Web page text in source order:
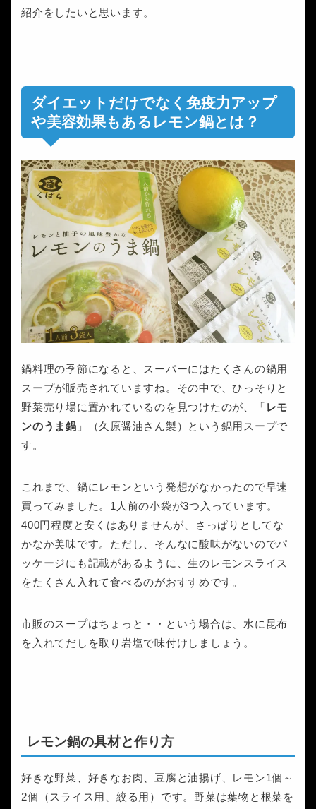
紹介をしたいと思います。
ダイエットだけでなく免疫力アップ
や美容効果もあるレモン鍋とは？
鍋料理の季節になると、スーパーにはたくさんの鍋用
スープが販売されていますね。その中で、ひっそりと
野菜売り場に置かれているのを見つけたのが、「 レモ
ンのうま鍋 」（久原醤油さん製）という鍋用スープで
す。
これまで、鍋にレモンという発想がなかったので早速
買ってみました。1人前の小袋が3つ入っています。
400円程度と安くはありませんが、さっぱりとしてな
かなか美味です。ただし、そんなに酸味がないのでパ
ッケージにも記載があるように、生のレモンスライス
をたくさん入れて食べるのがおすすめです。
市販のスープはちょっと・・という場合は、水に昆布
を入れてだしを取り岩塩で味付けしましょう。
レモン鍋の具材と作り方
好きな野菜、好きなお肉、豆腐と油揚げ、レモン1個～
2個（スライス用、絞る用）です。野菜は葉物と根菜を